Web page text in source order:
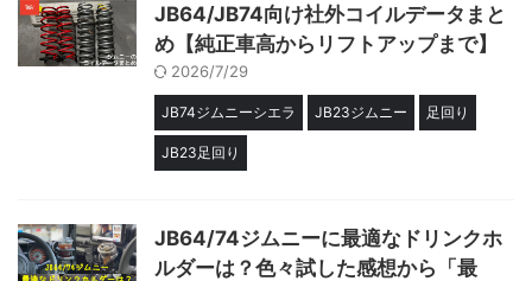
JB64/JB74向け社外コイルデータまと
め【純正車高からリフトアップまで】
2026/7/29
JB74ジムニーシエラ JB23ジムニー 足回り
JB23足回り
JB64/74ジムニーに最適なドリンクホ
ルダーは？色々試した感想から「最